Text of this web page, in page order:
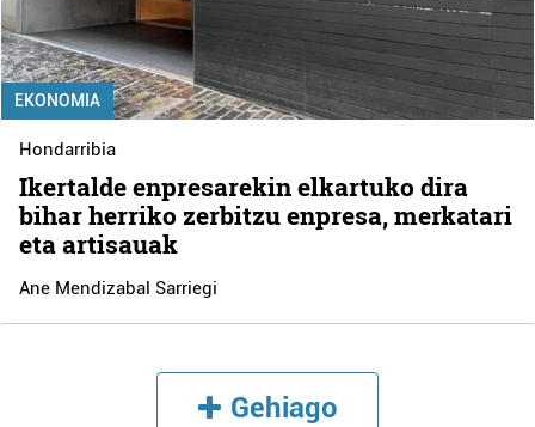
EKONOMIA
Hondarribia
Ikertalde enpresarekin elkartuko dira
bihar herriko zerbitzu enpresa, merkatari
eta artisauak
Ane Mendizabal Sarriegi
Gehiago